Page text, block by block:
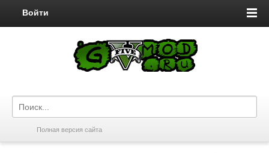
Войти
Полная версия сайта